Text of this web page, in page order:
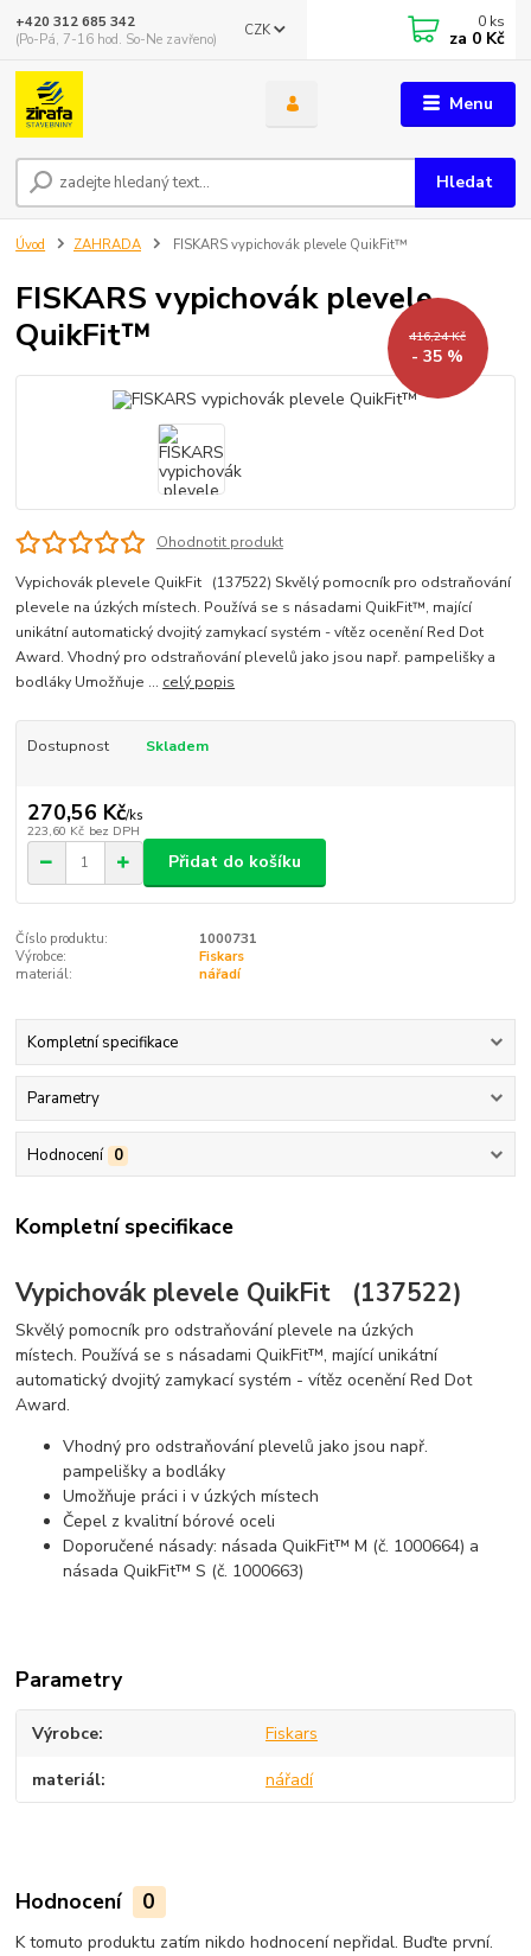
Menu
CZK
Hledat
+420 312 685 342
(Po-Pá, 7-16 hod. So-Ne zavřeno)
0 ks
za 0 Kč
Úvod ZAHRADA FISKARS vypichovák plevele QuikFit™
FISKARS vypichovák plevele
QuikFit™
416,24 Kč
- 35 %
Ohodnotit produkt
Vypichovák plevele QuikFit (137522) Skvělý pomocník pro odstraňování
plevele na úzkých místech. Používá se s násadami QuikFit™, mající
unikátní automatický dvojitý zamykací systém - vítěz ocenění Red Dot
Award. Vhodný pro odstraňování plevelů jako jsou např. pampelišky a
bodláky Umožňuje ... celý popis
Dostupnost Skladem
270,56 Kč/ks
223,60 Kč bez DPH
Přidat do košíku
Číslo produktu:
1000731
Výrobce:
Fiskars
materiál:
nářadí
Kompletní specifikace
Parametry
Hodnocení 0
Kompletní specifikace
Vypichovák plevele QuikFit (137522)
Skvělý pomocník pro odstraňování plevele na úzkých
místech. Používá se s násadami QuikFit™, mající unikátní
automatický dvojitý zamykací systém - vítěz ocenění Red Dot
Award.
Vhodný pro odstraňování plevelů jako jsou např.
pampelišky a bodláky
Umožňuje práci i v úzkých místech
Čepel z kvalitní bórové oceli
Doporučené násady: násada QuikFit™ M (č. 1000664) a
násada QuikFit™ S (č. 1000663)
Parametry
Výrobce Fiskars
materiál nářadí
Hodnocení 0
K tomuto produktu zatím nikdo hodnocení nepřidal. Buďte první.